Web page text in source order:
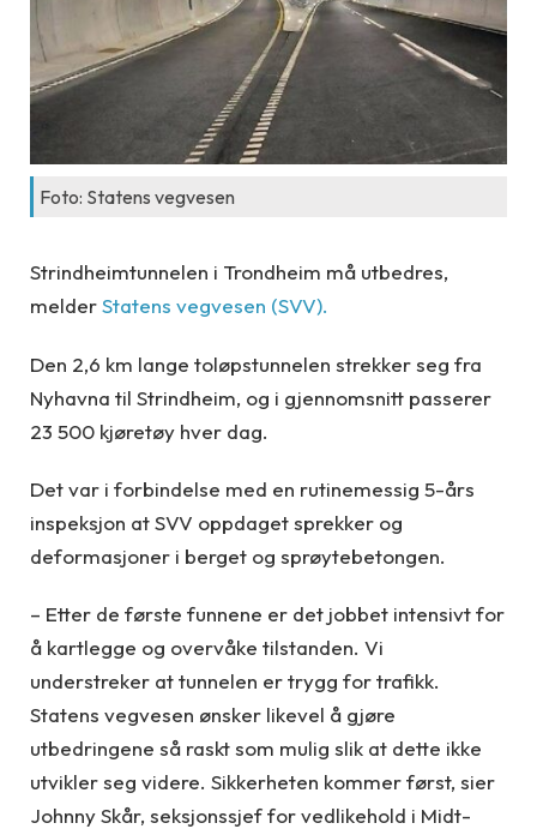
Foto: Statens vegvesen
Strindheimtunnelen i Trondheim må utbedres,
melderStatens vegvesen (SVV).
Den 2,6 km lange toløpstunnelen strekker seg fra
Nyhavna til Strindheim, og i gjennomsnitt passerer
23 500 kjøretøy hver dag.
Det var i forbindelse med en rutinemessig 5-års
inspeksjon at SVV oppdaget sprekker og
deformasjoner i berget og sprøytebetongen.
– Etter de første funnene er det jobbet intensivt for
å kartlegge og overvåke tilstanden. Vi
understreker at tunnelen er trygg for trafikk.
Statens vegvesen ønsker likevel å gjøre
utbedringene så raskt som mulig slik at dette ikke
utvikler seg videre. Sikkerheten kommer først, sier
Johnny Skår, seksjonssjef for vedlikehold i Midt-